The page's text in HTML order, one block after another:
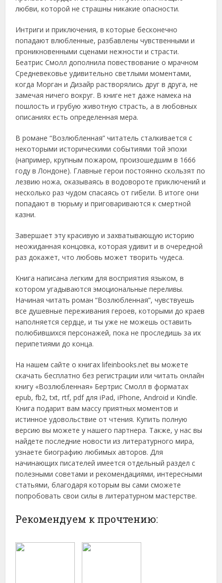
любви, которой не страшны никакие опасности.
Интриги и приключения, в которые бесконечно
попадают влюбленные, разбавлены чувственными и
проникновенными сценами нежности и страсти.
Беатрис Смолл дополнила повествование о мрачном
Средневековье удивительно светлыми моментами,
когда Морган и Дизайр растворялись друг в друга, не
замечая ничего вокруг. В книге нет даже намека на
пошлость и грубую животную страсть, а в любовных
описаниях есть определенная мера.
В романе “Возлюбленная” читатель сталкивается с
некоторыми историческими событиями той эпохи
(например, крупным пожаром, произошедшим в 1666
году в Лондоне). Главные герои постоянно скользят по
лезвию ножа, оказываясь в водовороте приключений и
несколько раз чудом спасаясь от гибели. В итоге они
попадают в тюрьму и приговариваются к смертной
казни.
Завершает эту красивую и захватывающую историю
неожиданная концовка, которая удивит и в очередной
раз докажет, что любовь может творить чудеса.
Книга написана легким для восприятия языком, в
котором угадываются эмоциональные переливы.
Начиная читать роман “Возлюбленная”, чувствуешь
все душевные переживания героев, которыми до краев
наполняется сердце, и ты уже не можешь оставить
полюбившихся персонажей, пока не проследишь за их
перипетиями до конца.
На нашем сайте о книгах lifeinbooks.net вы можете
скачать бесплатно без регистрации или читать онлайн
книгу «Возлюбленная» Бертрис Смолл в форматах
epub, fb2, txt, rtf, pdf для iPad, iPhone, Android и Kindle.
Книга подарит вам массу приятных моментов и
истинное удовольствие от чтения. Купить полную
версию вы можете у нашего партнера. Также, у нас вы
найдете последние новости из литературного мира,
узнаете биографию любимых авторов. Для
начинающих писателей имеется отдельный раздел с
полезными советами и рекомендациями, интересными
статьями, благодаря которым вы сами сможете
попробовать свои силы в литературном мастерстве.
Рекомендуем к прочтению: